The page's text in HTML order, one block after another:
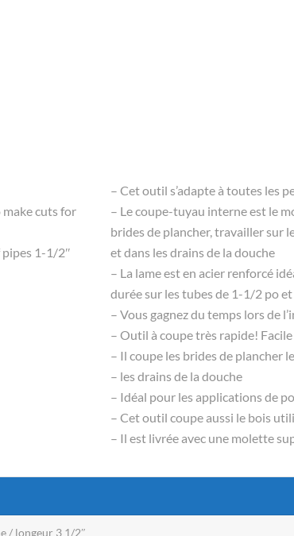
cuts for
1-1/2″
– Cet outil s’adapte à toutes les
– Le coupe-tuyau interne est le
brides de plancher, travailler sur
et dans les drains de la douche
– La lame est en acier renforcé
durée sur les tubes de 1-1/2 po
– Vous gagnez du temps lors de
– Outil à coupe très rapide!
– Il coupe les brides de plancher
– les drains de la douche
– Idéal pour les applications de
– Cet outil coupe aussi le bois
– Il est livrée avec une molette
/ longeur 3 1/2″